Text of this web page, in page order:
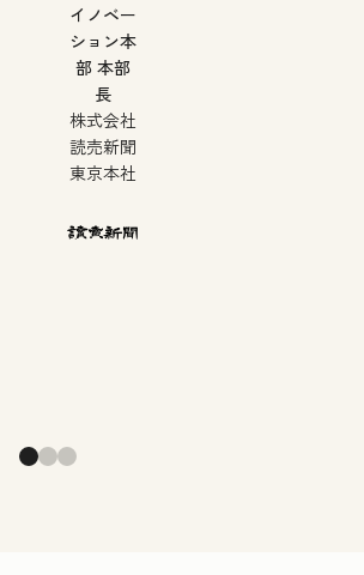
イノベー
ション本
部 本部
長
株式会社
読売新聞
東京本社